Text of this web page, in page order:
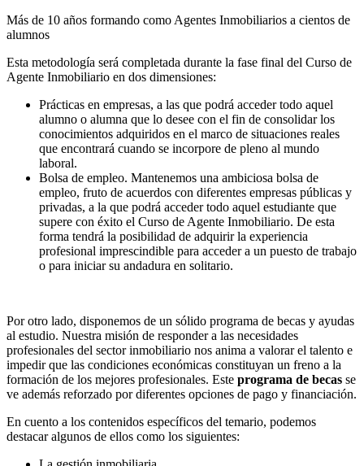
Más de 10 años formando como Agentes Inmobiliarios a cientos de
alumnos
Esta metodología será completada durante la fase final del Curso de
Agente Inmobiliario en dos dimensiones:
Prácticas en empresas, a las que podrá acceder todo aquel
alumno o alumna que lo desee con el fin de consolidar los
conocimientos adquiridos en el marco de situaciones reales
que encontrará cuando se incorpore de pleno al mundo
laboral.
Bolsa de empleo. Mantenemos una ambiciosa bolsa de
empleo, fruto de acuerdos con diferentes empresas públicas y
privadas, a la que podrá acceder todo aquel estudiante que
supere con éxito el Curso de Agente Inmobiliario. De esta
forma tendrá la posibilidad de adquirir la experiencia
profesional imprescindible para acceder a un puesto de trabajo
o para iniciar su andadura en solitario.
Por otro lado, disponemos de un sólido programa de becas y ayudas
al estudio. Nuestra misión de responder a las necesidades
profesionales del sector inmobiliario nos anima a valorar el talento e
impedir que las condiciones económicas constituyan un freno a la
formación de los mejores profesionales. Este programa de becas se
ve además reforzado por diferentes opciones de pago y financiación.
En cuento a los contenidos específicos del temario, podemos
destacar algunos de ellos como los siguientes: